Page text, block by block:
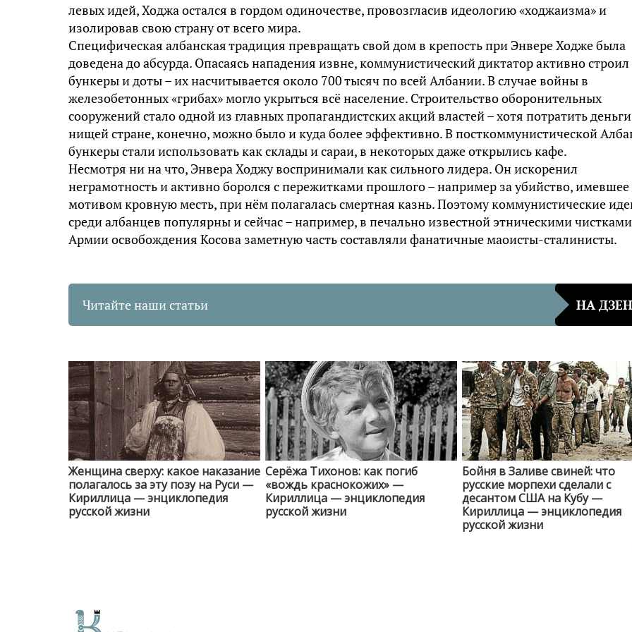
левых идей, Ходжа остался в гордом одиночестве, провозгласив идеологию «ходжаизма» и
изолировав свою страну от всего мира.
Специфическая албанская традиция превращать свой дом в крепость при Энвере Ходже была
доведена до абсурда. Опасаясь нападения извне, коммунистический диктатор активно строил
бункеры и доты – их насчитывается около 700 тысяч по всей Албании. В случае войны в
железобетонных «грибах» могло укрыться всё население. Строительство оборонительных
сооружений стало одной из главных пропагандистских акций властей – хотя потратить
нищей стране, конечно, можно было и куда более эффективно. В посткоммунистической
бункеры стали использовать как склады и сараи, в некоторых даже открылись кафе.
Несмотря ни на что, Энвера Ходжу воспринимали как сильного лидера. Он искоренил
неграмотность и активно боролся с пережитками прошлого – например за убийство, имевшее
мотивом кровную месть, при нём полагалась смертная казнь. Поэтому коммунистические
среди албанцев популярны и сейчас – например, в печально известной этническими чистками
Армии освобождения Косова заметную часть составляли фанатичные маоисты-сталинисты.
Читайте наши статьи НА ДЗЕН
Женщина сверху: какое наказание
полагалось за эту позу на Руси —
Кириллица — энциклопедия
русской жизни
Серёжа Тихонов: как погиб
«вождь краснокожих» —
Кириллица — энциклопедия
русской жизни
Бойня в Заливе свиней: что
русские морпехи сделали с
десантом США на Кубу —
Кириллица — энциклопедия
русской жизни